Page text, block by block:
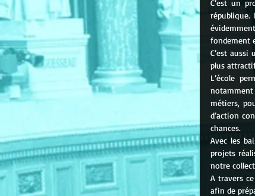
C’est un
fondement
C’est
plus
L’école
notamment
métiers,
d’action
chances.
Avec les
projets
notre
A travers
afin de